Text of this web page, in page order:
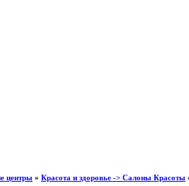
центры » Красота и здоровье -> Салоны Красоты